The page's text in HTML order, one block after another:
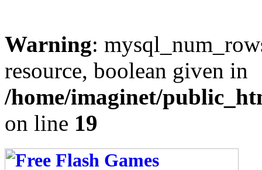
Warning:
resource, boolean given in
/home/imaginet/
on line 19